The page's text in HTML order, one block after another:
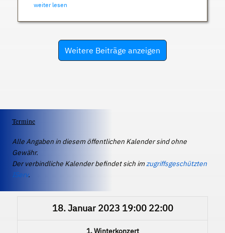
weiter lesen
Weitere Beiträge anzeigen
Termine
Alle Angaben in diesem öffentlichen Kalender sind ohne
Gewähr.
Der verbindliche Kalender befindet sich imzugriffsgeschützten
IServ.
18. Januar 2023 19:00 22:00
1. Winterkonzert